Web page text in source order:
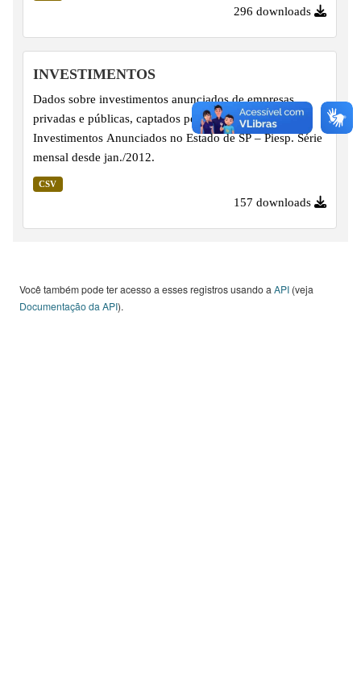
296 downloads
INVESTIMENTOS
Dados sobre investimentos anunciados de empresas
privadas e públicas, captados pela Pesquisa de
Investimentos Anunciados no Estado de SP – Piesp. Série
mensal desde jan./2012.
CSV
157 downloads
Você também pode ter acesso a esses registros usando a API (veja
Documentação da API).